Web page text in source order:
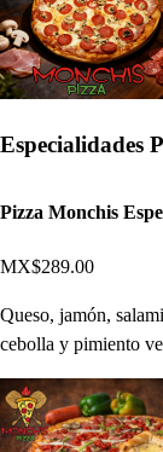
Especialidades
Pizza Monchis
MX$289.00
Queso, jamón,
cebolla y pimiento